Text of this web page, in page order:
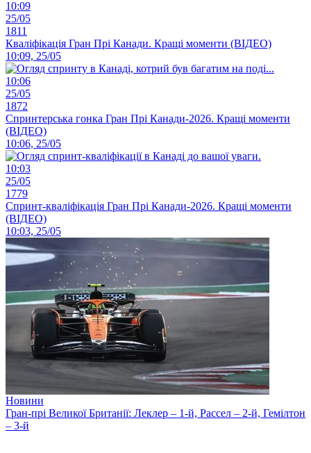
10:09
25/05
1811
Кваліфікація Гран Прі Канади. Кращі моменти (ВІДЕО)
10:09, 25/05
10:06
25/05
1872
Спринтерська гонка Гран Прі Канади-2026. Кращі моменти
(ВІДЕО)
10:06, 25/05
10:03
25/05
1779
Спринт-кваліфікація Гран Прі Канади-2026. Кращі моменти
(ВІДЕО)
10:03, 25/05
Новини
Гран-прі Великої Британії: Леклер – 1-й, Рассел – 2-й, Гемілтон
– 3-й